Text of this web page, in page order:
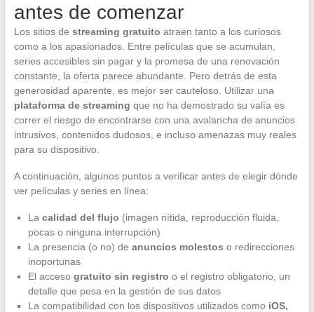
antes de comenzar
Los sitios de streaming gratuito atraen tanto a los curiosos
como a los apasionados. Entre películas que se acumulan,
series accesibles sin pagar y la promesa de una renovación
constante, la oferta parece abundante. Pero detrás de esta
generosidad aparente, es mejor ser cauteloso. Utilizar una
plataforma de streaming que no ha demostrado su valía es
correr el riesgo de encontrarse con una avalancha de anuncios
intrusivos, contenidos dudosos, e incluso amenazas muy reales
para su dispositivo.
A continuación, algunos puntos a verificar antes de elegir dónde
ver películas y series en línea:
La calidad del flujo (imagen nítida, reproducción fluida,
pocas o ninguna interrupción)
La presencia (o no) de anuncios molestos o redirecciones
inoportunas
El acceso gratuito sin registro o el registro obligatorio, un
detalle que pesa en la gestión de sus datos
La compatibilidad con los dispositivos utilizados como iOS,